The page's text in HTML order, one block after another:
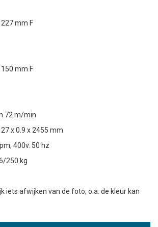
mm F
mm F
72 m/min
x 0.9 x 2455 mm
400v. 50 hz
250 kg
iets afwijken van de foto, o.a. de kleur kan